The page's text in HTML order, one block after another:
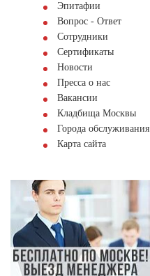
Эпитафии
Вопрос - Ответ
Сотрудники
Сертификаты
Новости
Пресса о нас
Вакансии
Кладбища Москвы
Города обслуживания
Карта сайта